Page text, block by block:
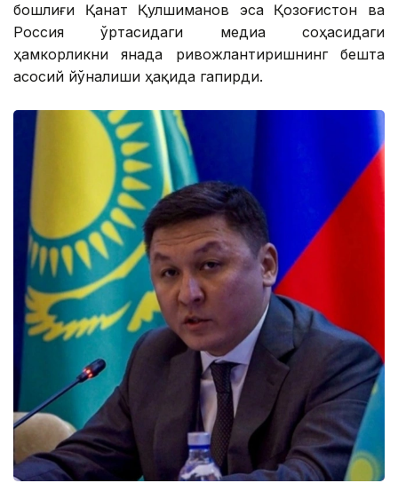
бошлиғи Қанат Қулшиманов эса Қозоғистон ва
Россия ўртасидаги медиа соҳасидаги
ҳамкорликни янада ривожлантиришнинг бешта
асосий йўналиши ҳақида гапирди.